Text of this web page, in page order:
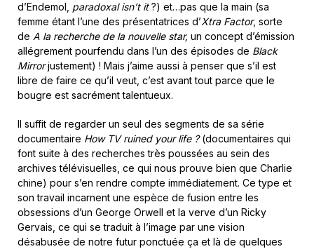
d’Endemol, paradoxal isn’t it?) et…pas que la main (sa
femme étant l’une des présentatrices d’Xtra Factor, sorte
de A la recherche de la nouvelle star, un concept d’émission
allégrement pourfendu dans l’un des épisodes de Black
Mirrorjustement) ! Mais j’aime aussi à penser que s’il est
libre de faire ce qu’il veut, c’est avant tout parce que le
bougre est sacrément talentueux.
Il suffit de regarder un seul des segments de sa série
documentaire How TV ruined your life ?(documentaires qui
font suite à des recherches très poussées au sein des
archives télévisuelles, ce qui nous prouve bien que Charlie
chine) pour s’en rendre compte immédiatement. Ce type et
son travail incarnent une espèce de fusion entre les
obsessions d’un George Orwell et la verve d’un Ricky
Gervais, ce qui se traduit à l’image par une vision
désabusée de notre futur ponctuée ça et là de quelques